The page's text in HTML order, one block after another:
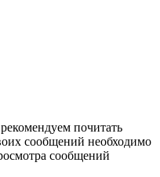
почитать
сообщений необходимо
сообщений